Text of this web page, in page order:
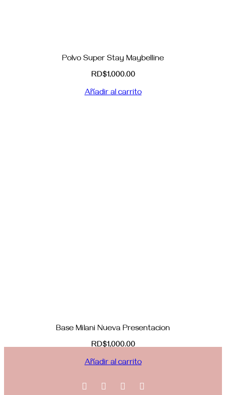
Polvo Super Stay Maybelline
RD$1,000.00
Añadir al carrito
Base Milani Nueva Presentacion
RD$1,000.00
Añadir al carrito